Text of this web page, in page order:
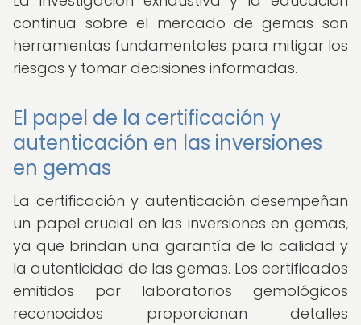
continua sobre el mercado de gemas son
herramientas fundamentales para mitigar los
riesgos y tomar decisiones informadas.
El papel de la certificación y
autenticación en las inversiones
en gemas
La certificación y autenticación desempeñan
un papel crucial en las inversiones en gemas,
ya que brindan una garantía de la calidad y
la autenticidad de las gemas. Los certificados
emitidos por laboratorios gemológicos
reconocidos proporcionan detalles